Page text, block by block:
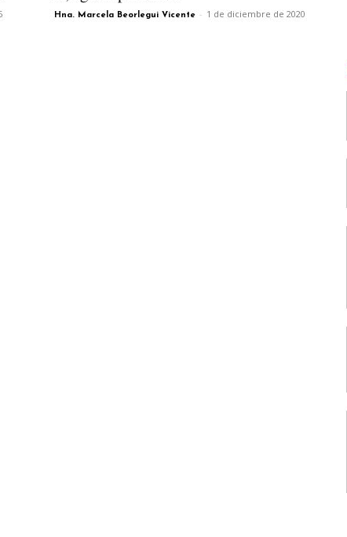
Hna. Marcela Beorlegui Vicente - 1 de diciembre de 2020